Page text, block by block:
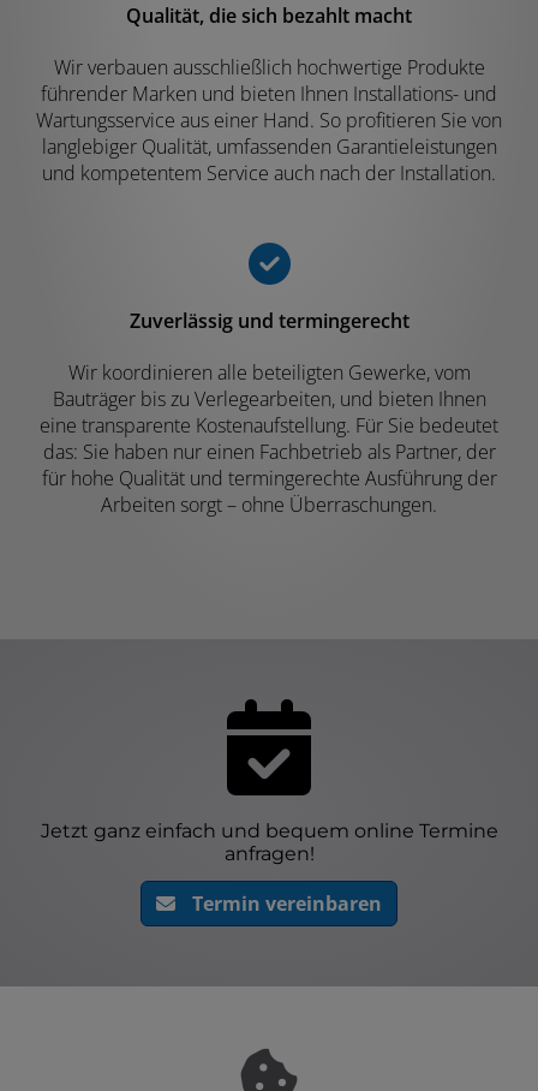
Qualität, die sich bezahlt macht
Wir verbauen ausschließlich hochwertige Produkte
führender Marken und bieten Ihnen Installations- und
Wartungsservice aus einer Hand. So profitieren Sie von
langlebiger Qualität, umfassenden Garantieleistungen
und kompetentem Service auch nach der Installation.
Zuverlässig und termingerecht
Wir koordinieren alle beteiligten Gewerke, vom
Bauträger bis zu Verlegearbeiten, und bieten Ihnen
eine transparente Kostenaufstellung. Für Sie bedeutet
das: Sie haben nur einen Fachbetrieb als Partner, der
für hohe Qualität und termingerechte Ausführung der
Arbeiten sorgt – ohne Überraschungen.
Jetzt ganz einfach und bequem online Termine
anfragen!
Termin vereinbaren